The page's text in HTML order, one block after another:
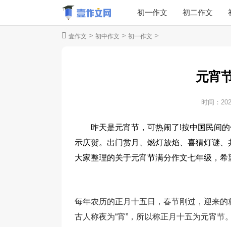
初一作文 初二作文
壹作文 > 初中作文 > 初一作文 >
元宵
时间：
昨天是元宵节，可热闹了!按中国民间
示庆贺。出门赏月、燃灯放焰、喜猜灯谜
大家整理的关于元宵节满分作文七年级，
每年农历的正月十五日，春节刚过，迎来
古人称夜为“宵”，所以称正月十五为元宵